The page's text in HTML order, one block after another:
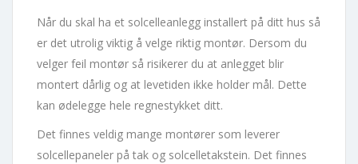
Når du skal ha et solcelleanlegg installert på ditt hus så
er det utrolig viktig å velge riktig montør. Dersom du
velger feil montør så risikerer du at anlegget blir
montert dårlig og at levetiden ikke holder mål. Dette
kan ødelegge hele regnestykket ditt.
Det finnes veldig mange montører som leverer
solcellepaneler på tak og solcelletakstein. Det finnes